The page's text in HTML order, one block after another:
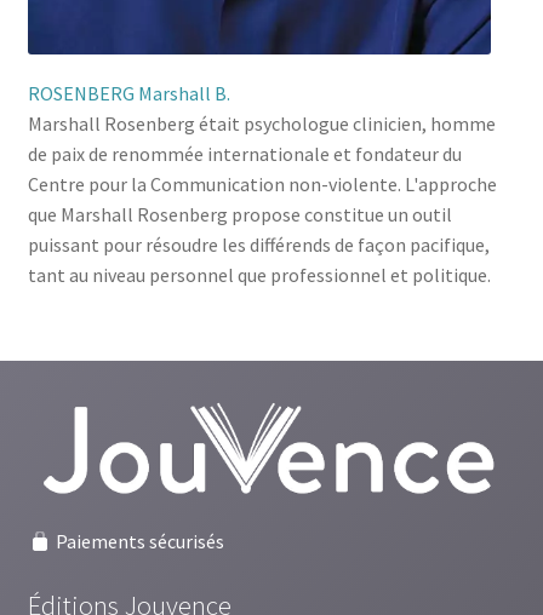
ROSENBERG Marshall B.
Marshall Rosenberg était psychologue clinicien, homme
de paix de renommée internationale et fondateur du
Centre pour la Communication non-violente. L'approche
que Marshall Rosenberg propose constitue un outil
puissant pour résoudre les différends de façon pacifique,
tant au niveau personnel que professionnel et politique.
Paiements sécurisés
Éditions Jouvence